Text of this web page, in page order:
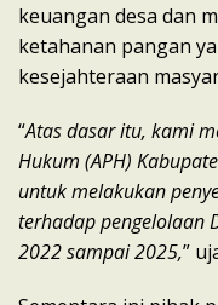
keuangan desa dan
ketahanan pangan
kesejahteraan
“Atas dasar itu, kami
Hukum (APH)
untuk melakukan
terhadap pengelolaan
2022 sampai 2025,”